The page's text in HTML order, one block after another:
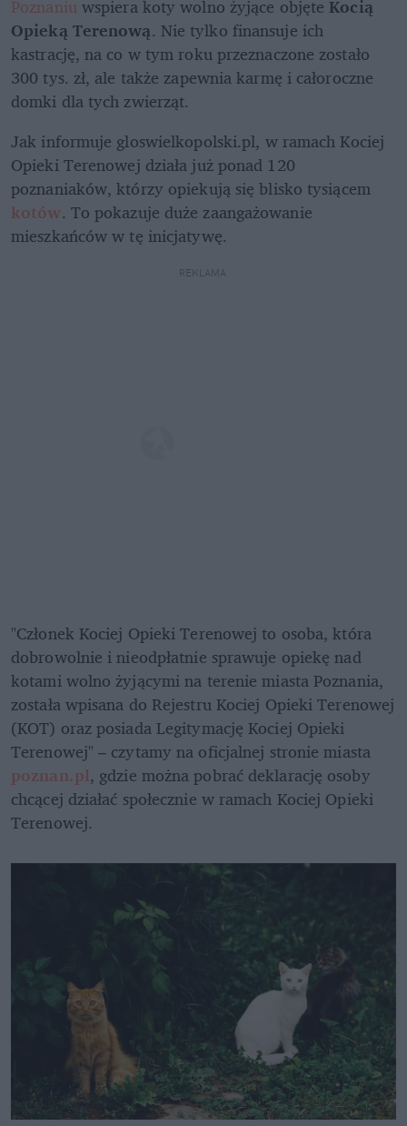
Poznaniu wspiera koty wolno żyjące objęte Kocią
Opieką Terenową. Nie tylko finansuje ich
kastrację, na co w tym roku przeznaczone zostało
300 tys. zł, ale także zapewnia karmę i całoroczne
domki dla tych zwierząt.
Jak informuje gloswielkopolski.pl, w ramach Kociej
Opieki Terenowej działa już ponad 120
poznaniaków, którzy opiekują się blisko tysiącem
kotów. To pokazuje duże zaangażowanie
mieszkańców w tę inicjatywę.
REKLAMA
"Członek Kociej Opieki Terenowej to osoba, która
dobrowolnie i nieodpłatnie sprawuje opiekę nad
kotami wolno żyjącymi na terenie miasta Poznania,
została wpisana do Rejestru Kociej Opieki Terenowej
(KOT) oraz posiada Legitymację Kociej Opieki
Terenowej" – czytamy na oficjalnej stronie miasta
poznan.pl, gdzie można pobrać deklarację osoby
chcącej działać społecznie w ramach Kociej Opieki
Terenowej.